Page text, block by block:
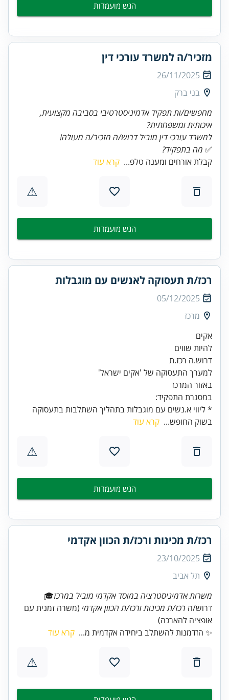
הגש מועמדות
מזכיר/ה למשרד עורכי דין
26/11/2025
בני ברק
מחפשים/ות תפקיד אדמיניסטרטיבי בסביבה מקצועית,
איכותית ומשפחתית?
למשרד עורכי דין מוביל דרוש/ה מזכיר/ה מעולה!
✅ מה בתפקיד?
קבלת אורחים ומענה טלפ... קרא עוד
⚠
הגש מועמדות
רכז/ת תעסוקה לאנשים עם מוגבלות
05/12/2025
מרכז
להיות שווים
באזור המרכז
במסגרת התפקיד:
* ליווי א.נשים עם מוגבלות בתהליך השתלבות בתעסוקה
בשוק החופש... קרא עוד
⚠
הגש מועמדות
רכז/ת מכינות ורכז/ת הכוון אקדמי
23/10/2025
תל אביב
משרות אדמיניסטרציה במוסד אקדמי מוביל במרכז
דרוש/ה רכז/ת מכינות ורכז/ת הכוון אקדמי (משרה זמנית עם
אופציה להארכה)
✨ הזדמנות להשתלב ביחידה אקדמית מ... קרא עוד
⚠